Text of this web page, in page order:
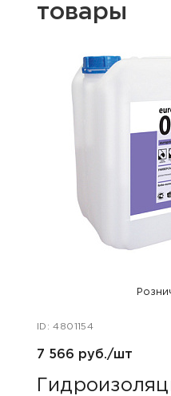
товары
ID: 4801154
7 566 руб./шт